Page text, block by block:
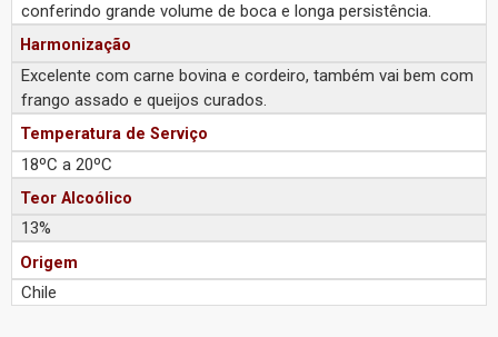
conferindo grande volume de boca e longa persistência.
Harmonização
Excelente com carne bovina e cordeiro, também vai bem com
frango assado e queijos curados.
Temperatura de Serviço
18ºC a 20ºC
Teor Alcoólico
13%
Origem
Chile